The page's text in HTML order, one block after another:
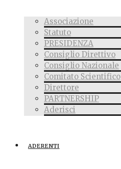
Associazione
Statuto
PRESIDENZA
Consiglio Direttivo
Consiglio Nazionale
Comitato Scientifico
Direttore
PARTNERSHIP
Aderisci
ADERENTI